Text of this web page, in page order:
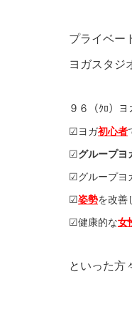
プライベー
ヨガスタジ
９６（ｸﾛ）ヨ
☑︎ヨガ初心者
☑︎グループヨ
☑︎グループヨ
☑︎姿勢を改善
☑︎健康的な女
といった方